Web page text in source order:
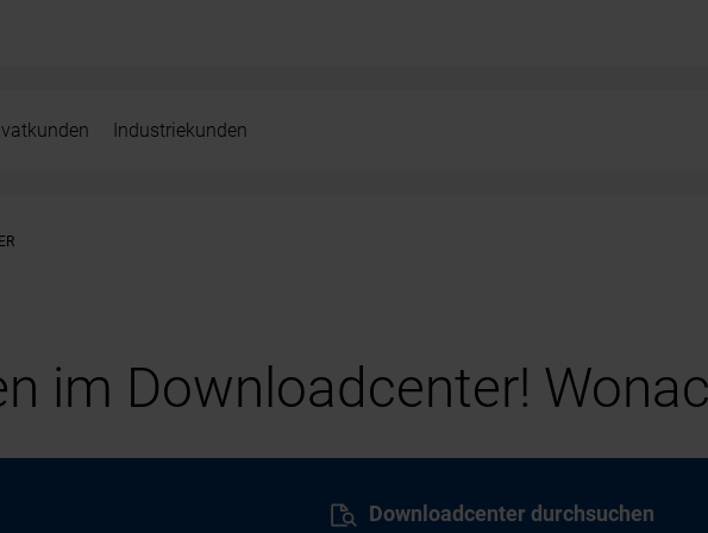
Industriekunden
im Downloadcenter!
Downloadcenter durchsuchen